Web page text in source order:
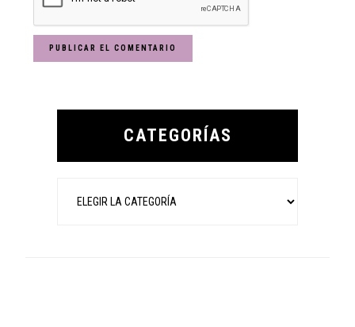
Primary
CATEGORÍAS